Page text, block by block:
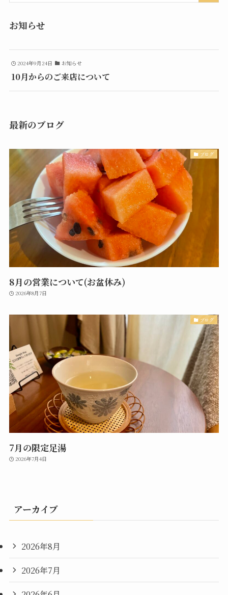
お知らせ
2024年9月24日 お知らせ
10月からのご来店について
最新のブログ
ブログ
8月の営業について(お盆休み)
2026年8月7日
ブログ
7月の限定足湯
2026年7月4日
アーカイブ
2026年8月
2026年7月